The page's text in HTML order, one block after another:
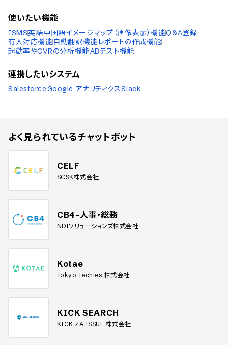
使いたい機能
ISMS英語中国語イメージマップ（画像表示）機能Q&A登録
有人対応機能自動翻訳機能レポートの作成機能
起動率やCVRの分析機能ABテスト機能
連携したいシステム
SalesforceGoogle アナリティクスSlack
よく見られているチャットボット
CELF
SCSK株式会社
CB4-人事・総務
NDIソリューションズ株式会社
Kotae
Tokyo Techies 株式会社
KICK SEARCH
KICK ZA ISSUE 株式会社